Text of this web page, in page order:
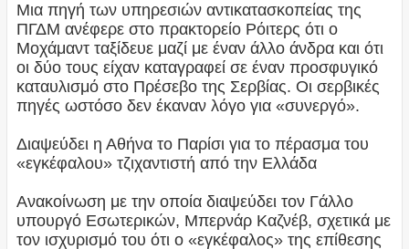
Μια πηγή των υπηρεσιών αντικατασκοπείας της
ΠΓΔΜ ανέφερε στο πρακτορείο Ρόιτερς ότι ο
Μοχάμαντ ταξίδευε μαζί με έναν άλλο άνδρα και ότι
οι δύο τους είχαν καταγραφεί σε έναν προσφυγικό
καταυλισμό στο Πρέσεβο της Σερβίας. Οι σερβικές
πηγές ωστόσο δεν έκαναν λόγο για «συνεργό».
Διαψεύδει η Αθήνα το Παρίσι για το πέρασμα του
«εγκέφαλου» τζιχαντιστή από την Ελλάδα
Ανακοίνωση με την οποία διαψεύδει τον Γάλλο
υπουργό Εσωτερικών, Μπερνάρ Καζνέβ, σχετικά με
τον ισχυρισμό του ότι ο «εγκέφαλος» της επίθεσης